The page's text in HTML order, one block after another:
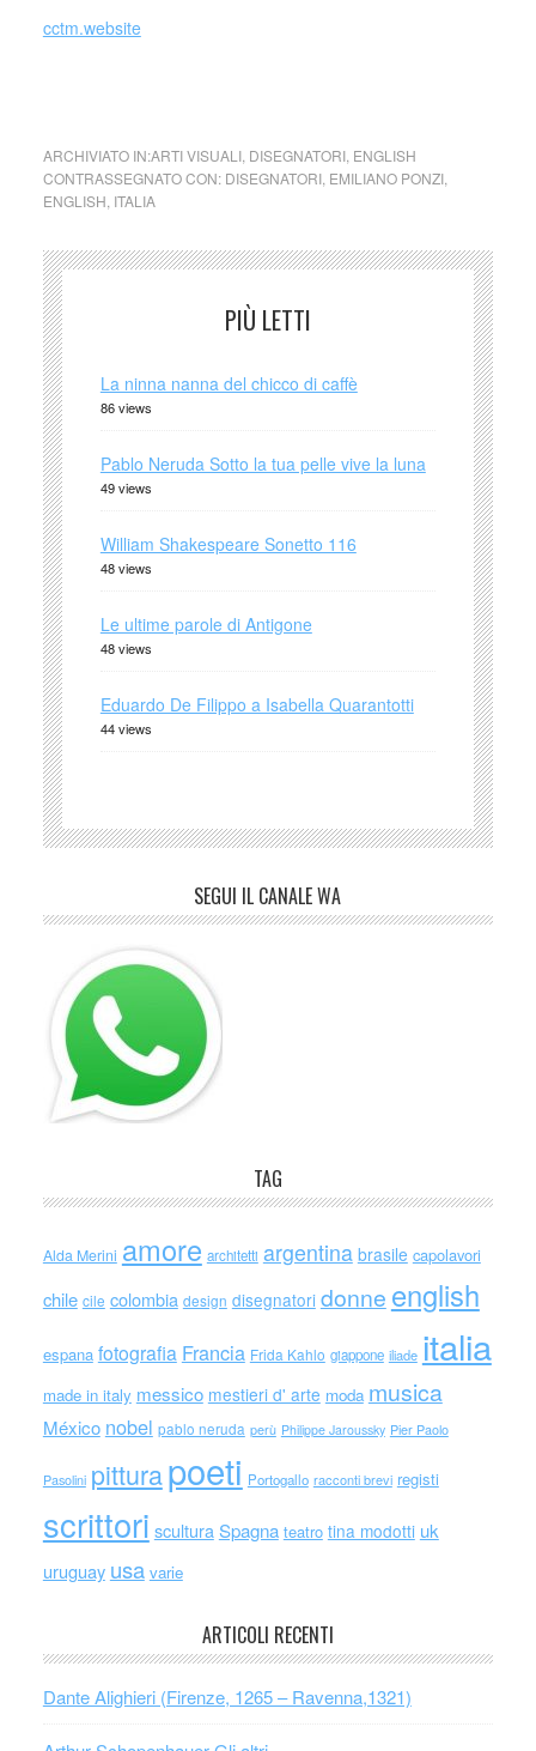
cctm.website
ARCHIVIATO IN:ARTI VISUALI, DISEGNATORI, ENGLISH
CONTRASSEGNATO CON: DISEGNATORI, EMILIANO PONZI,
ENGLISH ITALIA
PIÙ LETTI
La ninna nanna del chicco di caffè
86 views
Pablo Neruda Sotto la tua pelle vive la luna
49 views
William Shakespeare Sonetto 116
48 views
Le ultime parole di Antigone
48 views
Eduardo De Filippo a Isabella Quarantotti
44 views
SEGUI IL CANALE WA
TAG
Alda Merini amore architetti argentina brasile capolavori
chile cile colombia design disegnatori donne english
espana fotografia Francia Frida Kahlo giappone iliade italia
made in italy messico mestieri d' arte moda musica
México nobel pablo neruda perù Philippe Jaroussky Pier Paolo
Pasolini pitturapoeti Portogallo racconti brevi registi
scrittori scultura Spagna teatro tina modotti uk
uruguay usa varie
ARTICOLI RECENTI
Dante Alighieri (Firenze, 1265 – Ravenna,1321)